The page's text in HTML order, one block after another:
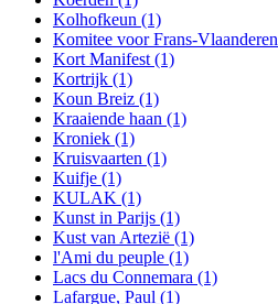
Kolhofkeun (1)
Komitee voor Frans-Vlaanderen
Kort Manifest (1)
Kortrijk (1)
Koun Breiz (1)
Kraaiende haan (1)
Kroniek (1)
Kruisvaarten (1)
Kuifje (1)
KULAK (1)
Kunst in Parijs (1)
Kust van Artezië (1)
l'Ami du peuple (1)
Lacs du Connemara (1)
Lafargue, Paul (1)